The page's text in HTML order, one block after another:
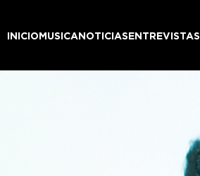
INICIOMUSICANOTICIASENTREVISTAS